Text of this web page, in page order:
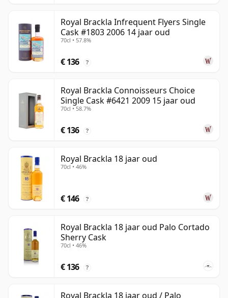
Royal Brackla Infrequent Flyers Single
Cask #1803 2006 14 jaar oud
70cl • 57.8%
€ 136 ?
Royal Brackla Connoisseurs Choice
Single Cask #6421 2009 15 jaar oud
70cl • 58.7%
€ 136 ?
Royal Brackla 18 jaar oud
70cl • 46%
€ 146 ?
Royal Brackla 18 jaar oud Palo Cortado
Sherry Cask
70cl • 46%
€ 136 ?
Royal Brackla 18 jaar oud / Palo